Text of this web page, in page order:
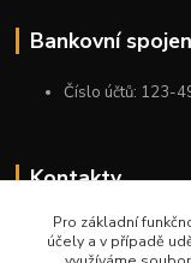
Bankovní
Číslo účtů: 123-
Kontakty
+420 775 954
9:00-12:00-13:00-16:00
Pro základní
účely a v případě